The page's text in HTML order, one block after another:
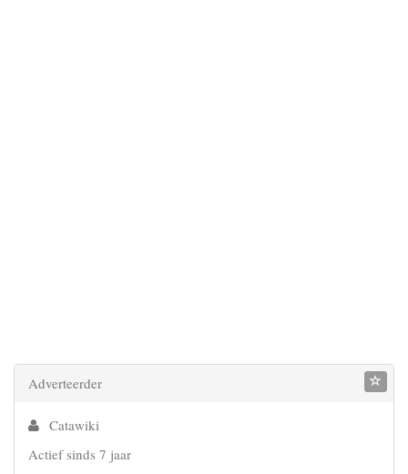
Adverteerder
Catawiki
Actief sinds 7 jaar